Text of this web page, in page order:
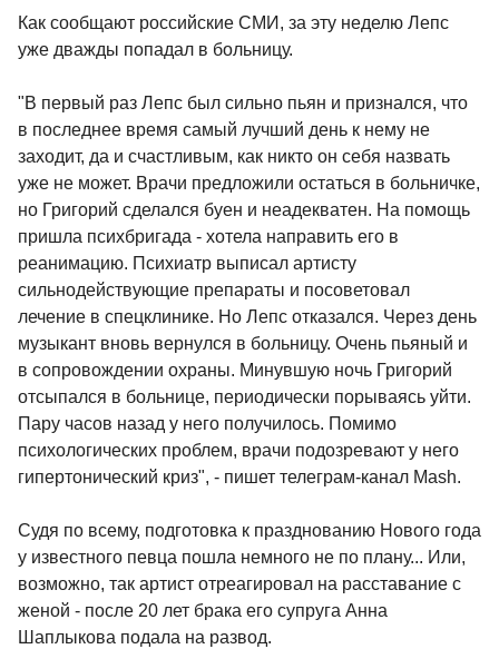
Как сообщают российские СМИ, за эту неделю Лепс
уже дважды попадал в больницу.
"В первый раз Лепс был сильно пьян и признался, что
в последнее время самый лучший день к нему не
заходит, да и счастливым, как никто он себя назвать
уже не может. Врачи предложили остаться в больничке,
но Григорий сделался буен и неадекватен. На помощь
пришла психбригада - хотела направить его в
реанимацию. Психиатр выписал артисту
сильнодействующие препараты и посоветовал
лечение в спецклинике. Но Лепс отказался. Через день
музыкант вновь вернулся в больницу. Очень пьяный и
в сопровождении охраны. Минувшую ночь Григорий
отсыпался в больнице, периодически порываясь уйти.
Пару часов назад у него получилось. Помимо
психологических проблем, врачи подозревают у него
гипертонический криз", - пишет телеграм-канал Mash.
Судя по всему, подготовка к празднованию Нового года
у известного певца пошла немного не по плану... Или,
возможно, так артист отреагировал на расставание с
женой - после 20 лет брака его супруга Анна
Шаплыкова подала на развод.